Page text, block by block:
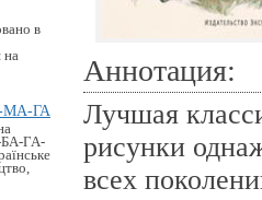
в
на
МА-ГА
БА-ГА-
Аннотация:
Лучшая
рисунки
всех